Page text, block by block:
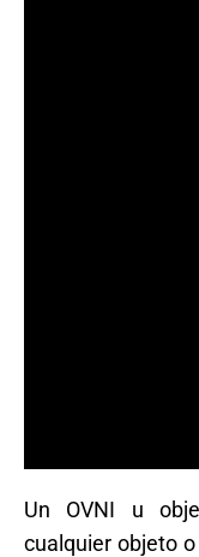
Un OVNI u
cualquier objeto